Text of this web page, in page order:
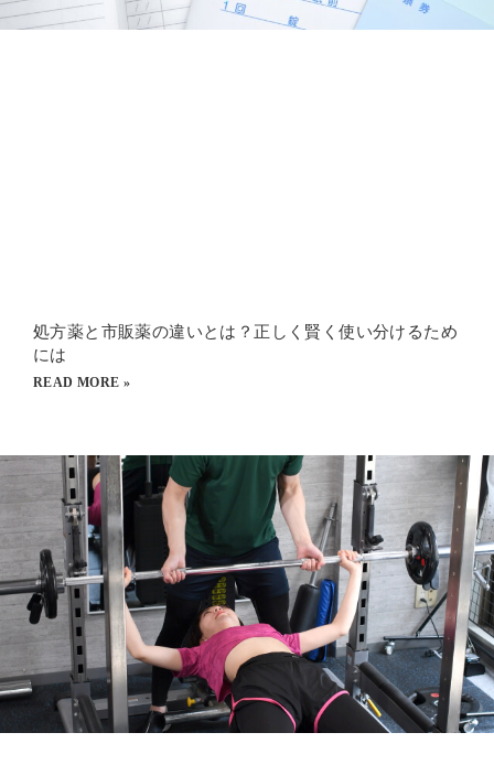
処方薬と市販薬の違いとは？正しく賢く使い分けるため
には
READ MORE »